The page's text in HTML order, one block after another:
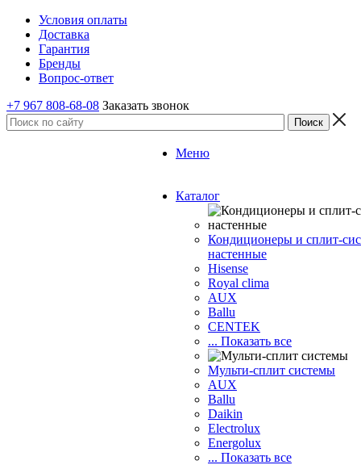
Условия оплаты
Доставка
Гарантия
Бренды
Вопрос-ответ
+7 967 808-68-08 Заказать звонок
Меню
Каталог
Кондиционеры и сплит-
настенные
Hisense
Royal clima
AUX
Ballu
CENTEK
... Показать все
Мульти-сплит системы
AUX
Ballu
Daikin
Electrolux
Energolux
... Показать все